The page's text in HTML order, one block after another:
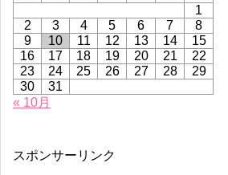
1
2
3 4 5 6 7
8
9
10 11 12 13 14
15
16
17 18 19 20 21
22
23
24 25 26 27 28
29
30
31
« 10月
スポンサーリンク